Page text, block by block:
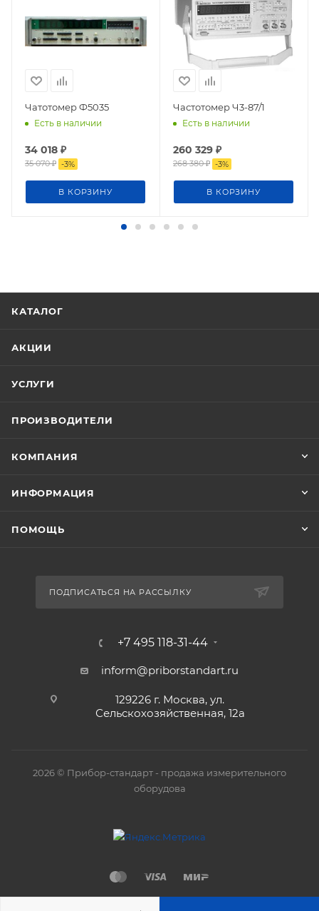
Чатотомер Ф5035
Есть в наличии
34 018 ₽
35 070₽ -3%
В КОРЗИНУ
Частотомер Ч3-87/1
Есть в наличии
260 329 ₽
268 380₽ -3%
В КОРЗИНУ
КАТАЛОГ
АКЦИИ
УСЛУГИ
ПРОИЗВОДИТЕЛИ
КОМПАНИЯ
ИНФОРМАЦИЯ
ПОМОЩЬ
ПОДПИСАТЬСЯ НА РАССЫЛКУ
+7 495 118-31-44
inform@priborstandart.ru
129226 г. Москва, ул.
Сельскохозяйственная, 12а
2026 © Прибор-стандарт - продажа измерительного
оборудова